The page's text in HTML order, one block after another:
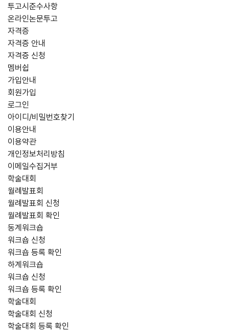
투고시준수사항
온라인논문투고
자격증
자격증 안내
자격증 신청
멤버쉽
가입안내
회원가입
로그인
아이디/비밀번호찾기
이용안내
이용약관
개인정보처리방침
이메일수집거부
학술대회
월례발표회
월례발표회 신청
월례발표회 확인
동계워크숍
워크숍 신청
워크숍 등록 확인
하계워크숍
워크숍 신청
워크숍 등록 확인
학술대회
학술대회 신청
학술대회 등록 확인